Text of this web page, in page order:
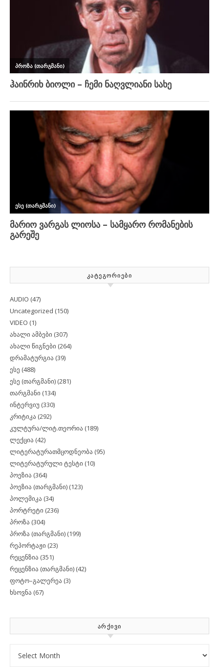
ᲙᲐᲢᲔᲒᲝᲠᲘᲔᲑᲘ
AUDIO (47)
Uncategorized (150)
VIDEO (1)
ახალი ამბები (307)
ახალი წიგნები (264)
დრამატურგია (39)
ესე (488)
ესე (თარგმანი) (281)
თარგმანი (134)
ინტერვიუ (330)
კრიტიკა (292)
კულტურა/ლიტ.თეორია (189)
ლექცია (42)
ლიტერატურათმცოდნეობა (95)
ლიტერატურული ტესტი (10)
პოეზია (364)
პოეზია (თარგმანი) (123)
პოლემიკა (34)
პორტრეტი (236)
პროზა (304)
პროზა (თარგმანი) (199)
რეპორტაჟი (23)
რეცენზია (351)
რეცენზია (თარგმანი) (42)
ფოტო–გალერეა (3)
ხსოვნა (67)
ᲐᲠᲥᲘᲕᲘ